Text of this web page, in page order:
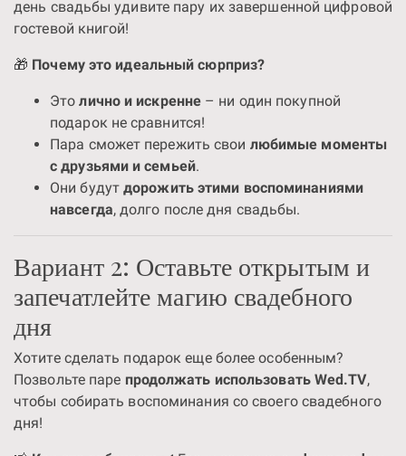
день свадьбы удивите пару их завершенной цифровой
гостевой книгой!
🎁 Почему это идеальный сюрприз?
Этолично и искренне – ни один покупной
подарок не сравнится!
Пара сможет пережить свои любимые моменты
с друзьями и семьей.
Они будут дорожить этими воспоминаниями
навсегда, долго после дня свадьбы.
Вариант 2: Оставьте открытым и
запечатлейте магию свадебного
дня
Хотите сделать подарок еще более особенным?
Позвольте паре продолжать использовать Wed.TV,
чтобы собирать воспоминания со своего свадебного
дня!